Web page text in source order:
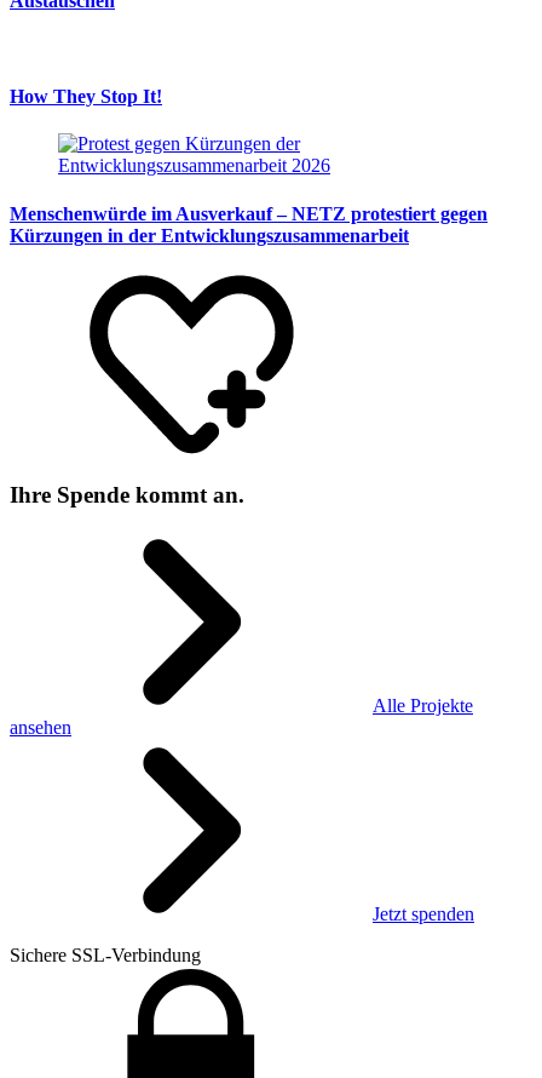
How They Stop It!
Menschenwürde im Ausverkauf – NETZ protestiert gegen
Kürzungen in der Entwicklungszusammenarbeit
Ihre Spende kommt an.
Alle Projekte
ansehen
Jetzt spenden
Sichere SSL-Verbindung